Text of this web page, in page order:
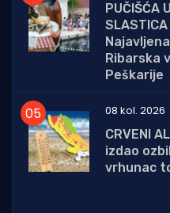
PUČIŠĆA
SLASTICA
Ribarska
Peškarije
08 kol. 2026
CRVENI
izdao
vrhunac